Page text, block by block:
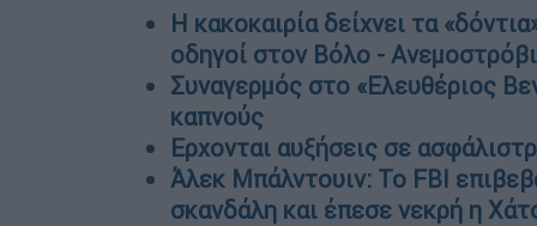
Η κακοκαιρία δείχνει τα
οδηγοί στον Βόλο -
Συναγερμός στο «Ελευθέριος
καπνούς
Ερχονται αυξήσεις σε
Άλεκ Μπάλντουιν: Το FBI
σκανδάλη και έπεσε νεκρή η